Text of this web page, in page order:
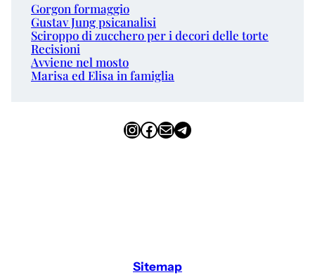
Gorgon formaggio
Gustav Jung psicanalisi
Sciroppo di zucchero per i decori delle torte
Recisioni
Avviene nel mosto
Marisa ed Elisa in famiglia
InstagramFacebook Email Telegram
Sitemap